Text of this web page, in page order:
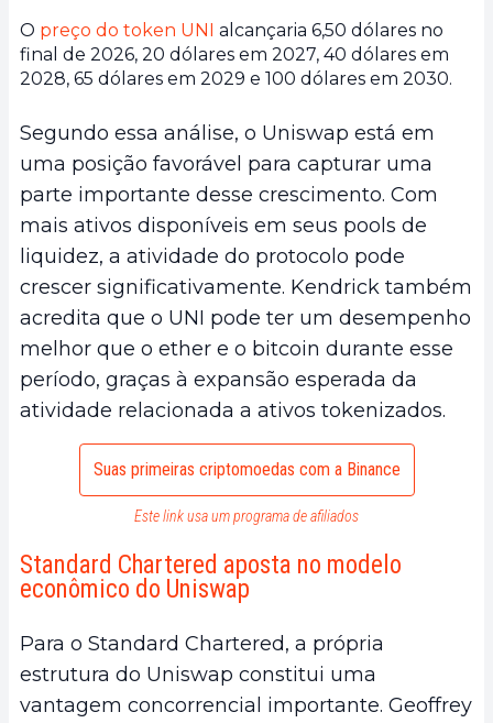
O preço do token UNI
alcançaria 6,50 dólares no
final de 2026, 20 dólares em 2027, 40 dólares em
2028, 65 dólares em 2029 e 100 dólares em 2030.
Segundo essa análise, o Uniswap está em
uma posição favorável para capturar uma
parte importante desse crescimento. Com
mais ativos disponíveis em seus pools de
liquidez, a atividade do protocolo pode
crescer significativamente. Kendrick também
acredita que o UNI pode ter um desempenho
melhor que o ether e o bitcoin durante esse
período, graças à expansão esperada da
atividade relacionada a ativos tokenizados.
Suas primeiras criptomoedas com a Binance
Este link usa um programa de afiliados
Standard Chartered aposta no modelo
econômico do Uniswap
Para o Standard Chartered, a própria
estrutura do Uniswap constitui uma
vantagem concorrencial importante. Geoffrey